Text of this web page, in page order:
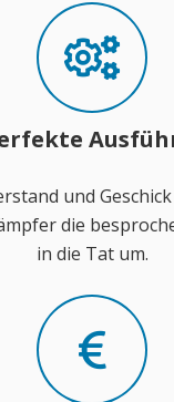
und
die
in die Tat um.